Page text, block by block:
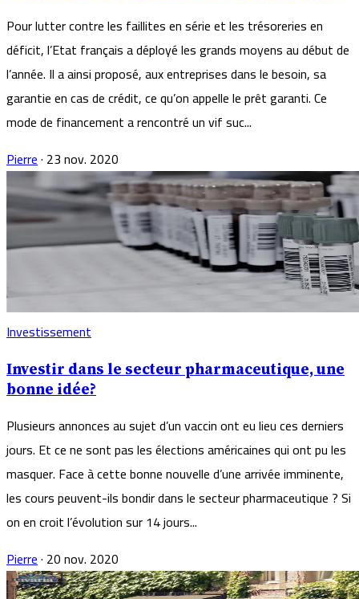
Pour lutter contre les faillites en série et les trésoreries en
déficit, l’Etat français a déployé les grands moyens au début de
l’année. Il a ainsi proposé, aux entreprises dans le besoin, sa
garantie en cas de crédit, ce qu’on appelle le prêt garanti. Ce
mode de financement a rencontré un vif suc...
Pierre· 23 nov. 2020
Investissement
Investir dans le secteur pharmaceutique, une
bonne idée?
Plusieurs annonces au sujet d’un vaccin ont eu lieu ces derniers
jours. Et ce ne sont pas les élections américaines qui ont pu les
masquer. Face à cette bonne nouvelle d’une arrivée imminente,
les cours peuvent-ils bondir dans le secteur pharmaceutique ? Si
on en croit l’évolution sur 14 jours...
Pierre· 20 nov. 2020